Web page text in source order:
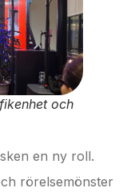
och
en ny roll.
rörelsemönster